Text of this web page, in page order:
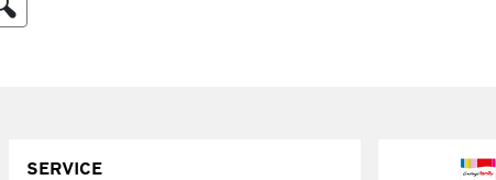
SERVICE